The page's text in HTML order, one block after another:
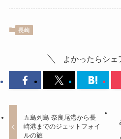
長崎
よかったらシェ
五島列島 奈良尾港から長
崎港までのジェットフォイ
ルの旅